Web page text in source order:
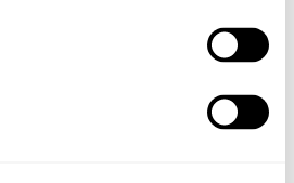
en Expomecanica 2026